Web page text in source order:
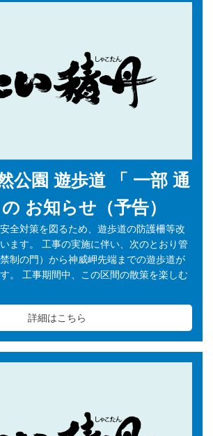
公園 遊歩道 「 一部 通
お知らせ（予告）
全対策を図るため、遊歩道の防護柵等改
ます。 工事の実施に伴い、次のとおり管
制の門）から神威岬先端までの遊歩道が
。 工事期間中、この区間の散策を楽しむ
詳細はこちら